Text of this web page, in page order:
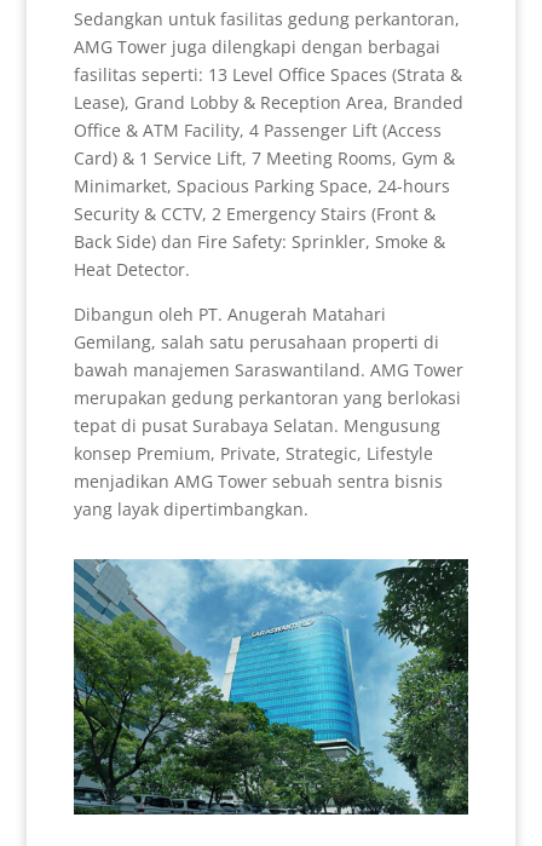
Sedangkan untuk fasilitas gedung perkantoran,
AMG Tower juga dilengkapi dengan berbagai
fasilitas seperti: 13 Level Office Spaces (Strata &
Lease), Grand Lobby & Reception Area, Branded
Office & ATM Facility, 4 Passenger Lift (Access
Card) & 1 Service Lift, 7 Meeting Rooms, Gym &
Minimarket, Spacious Parking Space, 24-hours
Security & CCTV, 2 Emergency Stairs (Front &
Back Side) dan Fire Safety: Sprinkler, Smoke &
Heat Detector.
Dibangun oleh PT. Anugerah Matahari
Gemilang, salah satu perusahaan properti di
bawah manajemen Saraswantiland. AMG Tower
merupakan gedung perkantoran yang berlokasi
tepat di pusat Surabaya Selatan. Mengusung
konsep Premium, Private, Strategic, Lifestyle
menjadikan AMG Tower sebuah sentra bisnis
yang layak dipertimbangkan.